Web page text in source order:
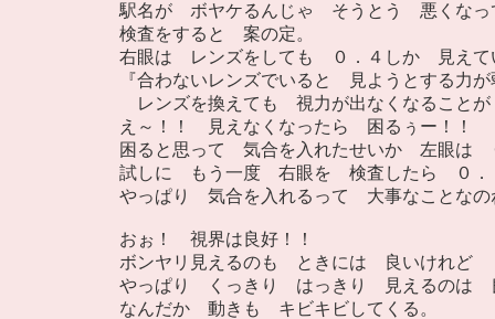
駅名が ボヤケるんじゃ そうとう 悪くなっ
検査をすると 案の定。
右眼は レンズをしても ０．４しか 見えて
『合わないレンズでいると 見ようとする力が
レンズを換えても 視力が出なくなること
え～！！ 見えなくなったら 困るぅー！！
困ると思って 気合を入れたせいか 左眼は
試しに もう一度 右眼を 検査したら ０．
やっぱり 気合を入れるって 大事なことなの
おぉ！ 視界は良好！！
ボンヤリ見えるのも ときには 良いけれど
やっぱり くっきり はっきり 見えるのは
なんだか 動きも キビキビしてくる。